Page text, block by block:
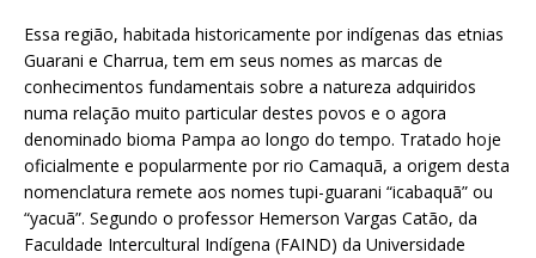
Essa região, habitada historicamente por indígenas das etnias
Guarani e Charrua, tem em seus nomes as marcas de
conhecimentos fundamentais sobre a natureza adquiridos
numa relação muito particular destes povos e o agora
denominado bioma Pampa ao longo do tempo. Tratado hoje
oficialmente e popularmente por rio Camaquã, a origem desta
nomenclatura remete aos nomes tupi-guarani “icabaquã” ou
“yacuã”. Segundo o professor Hemerson Vargas Catão, da
Faculdade Intercultural Indígena (FAIND) da Universidade